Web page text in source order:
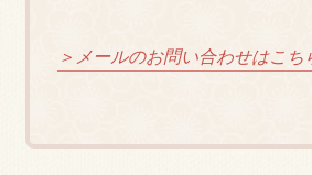
＞メールのお問い合わせはこち